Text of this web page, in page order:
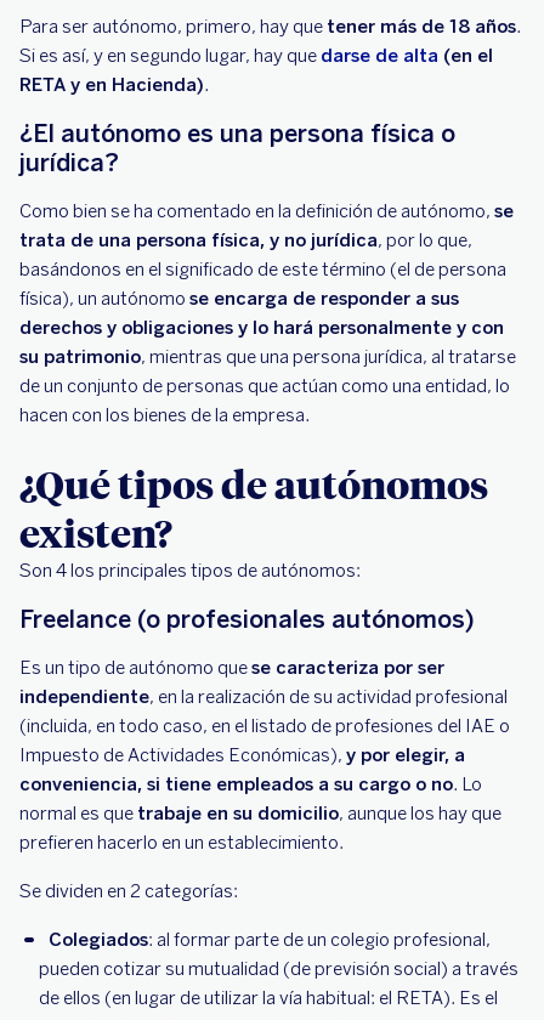
Para ser autónomo, primero, hay que tener más de 18 años.
Si es así, y en segundo lugar, hay que darse de alta (en el
RETA y en Hacienda).
¿El autónomo es una persona física o
jurídica?
Como bien se ha comentado en la definición de autónomo, se
trata de una persona física, y no jurídica, por lo que,
basándonos en el significado de este término (el de persona
física), un autónomo se encarga de responder a sus
derechos y obligaciones y lo hará personalmente y con
su patrimonio, mientras que una persona jurídica, al tratarse
de un conjunto de personas que actúan como una entidad, lo
hacen con los bienes de la empresa.
¿Qué tipos de autónomos
existen?
Son 4 los principales tipos de autónomos:
Freelance (o profesionales autónomos)
Es un tipo de autónomo quese caracteriza por ser
independiente, en la realización de su actividad profesional
(incluida, en todo caso, en el listado de profesiones del IAE o
Impuesto de Actividades Económicas), y por elegir, a
conveniencia, si tiene empleados a su cargo o no. Lo
normal es que trabaje en su domicilio, aunque los hay que
prefieren hacerlo en un establecimiento.
Se dividen en 2 categorías:
Colegiados: al formar parte de un colegio profesional,
pueden cotizar su mutualidad (de previsión social) a través
de ellos (en lugar de utilizar la vía habitual: el RETA). Es el